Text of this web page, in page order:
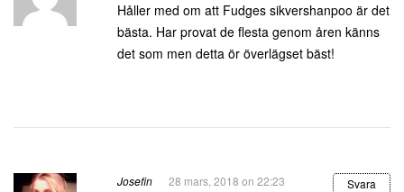
Håller med om att Fudges sikvershanpoo är det
bästa. Har provat de flesta genom åren känns
det som men detta ör överlägset bäst!
Josefin 28 mars, 2018 on 22:23 Svara